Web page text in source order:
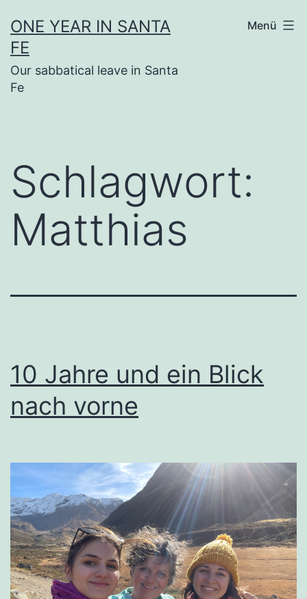
Inhalt
springen
ONE YEAR IN SANTA
FE
Our sabbatical leave in Santa
Fe
Menü
Schlagwort:
Matthias
10 Jahre und ein Blick
nach vorne